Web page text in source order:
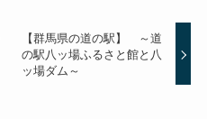
【群馬県の道の駅】 ～道
の駅八ッ場ふるさと館と八
ッ場ダム～